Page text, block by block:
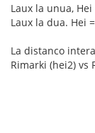
Laux la unua,
Laux la dua. Hei
La distanco
Rimarki (hei2) vs